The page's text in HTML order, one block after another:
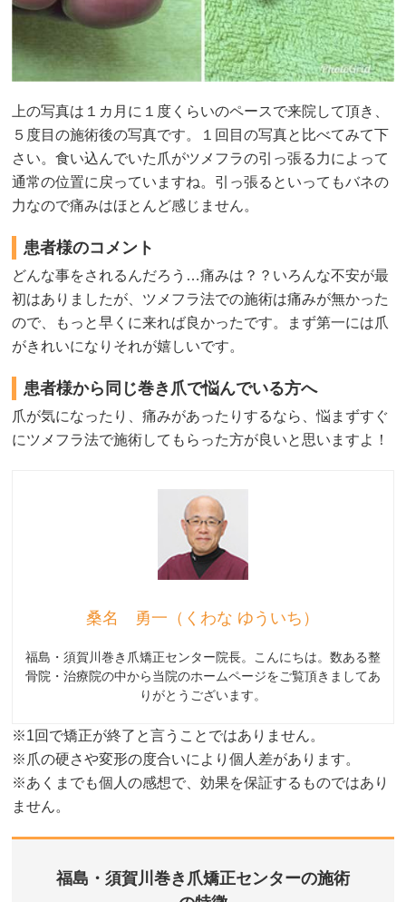
上の写真は１カ月に１度くらいのペースで来院して頂き、
５度目の施術後の写真です。１回目の写真と比べてみて下
さい。食い込んでいた爪がツメフラの引っ張る力によって
通常の位置に戻っていますね。引っ張るといってもバネの
力なので痛みはほとんど感じません。
患者様のコメント
どんな事をされるんだろう…痛みは？？いろんな不安が最
初はありましたが、ツメフラ法での施術は痛みが無かった
ので、もっと早くに来れば良かったです。まず第一には爪
がきれいになりそれが嬉しいです。
患者様から同じ巻き爪で悩んでいる方へ
爪が気になったり、痛みがあったりするなら、悩まずすぐ
にツメフラ法で施術してもらった方が良いと思いますよ！
桑名 勇一（くわな ゆういち）
福島・須賀川巻き爪矯正センター院長。こんにちは。数ある整
骨院・治療院の中から当院のホームページをご覧頂きましてあ
りがとうございます。
※1回で矯正が終了と言うことではありません。
※爪の硬さや変形の度合いにより個人差があります。
※あくまでも個人の感想で、効果を保証するものではあり
ません。
福島・須賀川巻き爪矯正センターの施術